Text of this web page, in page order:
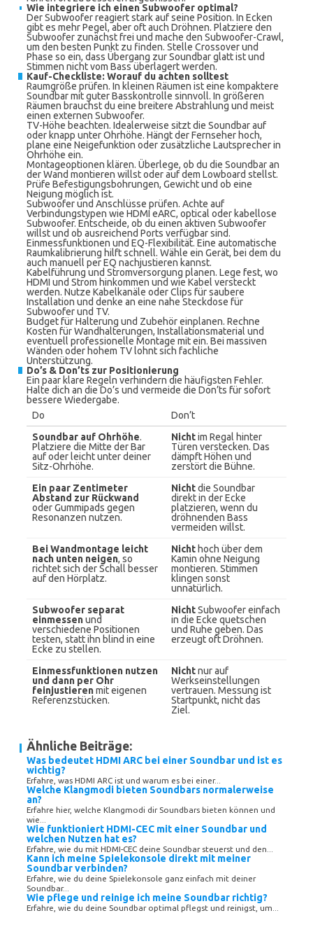
Wie integriere ich einen Subwoofer optimal?
Der Subwoofer reagiert stark auf seine Position. In Ecken
gibt es mehr Pegel, aber oft auch Dröhnen. Platziere den
Subwoofer zunächst frei und mache den Subwoofer-Crawl,
um den besten Punkt zu finden. Stelle Crossover und
Phase so ein, dass Übergang zur Soundbar glatt ist und
Stimmen nicht vom Bass überlagert werden.
Kauf-Checkliste: Worauf du achten solltest
Raumgröße prüfen. In kleinen Räumen ist eine kompaktere
Soundbar mit guter Basskontrolle sinnvoll. In größeren
Räumen brauchst du eine breitere Abstrahlung und meist
einen externen Subwoofer.
TV-Höhe beachten. Idealerweise sitzt die Soundbar auf
oder knapp unter Ohrhöhe. Hängt der Fernseher hoch,
plane eine Neigefunktion oder zusätzliche Lautsprecher in
Ohrhöhe ein.
Montageoptionen klären. Überlege, ob du die Soundbar an
der Wand montieren willst oder auf dem Lowboard stellst.
Prüfe Befestigungsbohrungen, Gewicht und ob eine
Neigung möglich ist.
Subwoofer und Anschlüsse prüfen. Achte auf
Verbindungstypen wie HDMI eARC, optical oder kabellose
Subwoofer. Entscheide, ob du einen aktiven Subwoofer
willst und ob ausreichend Ports verfügbar sind.
Einmessfunktionen und EQ-Flexibilität. Eine automatische
Raumkalibrierung hilft schnell. Wähle ein Gerät, bei dem du
auch manuell per EQ nachjustieren kannst.
Kabelführung und Stromversorgung planen. Lege fest, wo
HDMI und Strom hinkommen und wie Kabel versteckt
werden. Nutze Kabelkanäle oder Clips für saubere
Installation und denke an eine nahe Steckdose für
Subwoofer und TV.
Budget für Halterung und Zubehör einplanen. Rechne
Kosten für Wandhalterungen, Installationsmaterial und
eventuell professionelle Montage mit ein. Bei massiven
Wänden oder hohem TV lohnt sich fachliche
Unterstützung.
Do’s & Don’ts zur Positionierung
Ein paar klare Regeln verhindern die häufigsten Fehler.
Halte dich an die Do’s und vermeide die Don’ts für sofort
bessere Wiedergabe.
Do
Don’t
Soundbar auf Ohrhöhe.
Platziere die Mitte der Bar
auf oder leicht unter deiner
Sitz-Ohrhöhe.
Nichtim Regal hinter
Türen verstecken. Das
dämpft Höhen und
zerstört die Bühne.
Ein paar Zentimeter
Abstand zur Rückwand
oder Gummipads gegen
Resonanzen nutzen.
Nichtdie Soundbar
direkt in der Ecke
platzieren, wenn du
dröhnenden Bass
vermeiden willst.
Bei Wandmontage leicht
nach unten neigen, so
richtet sich der Schall besser
auf den Hörplatz.
Nicht hoch über dem
Kamin ohne Neigung
montieren. Stimmen
klingen sonst
unnatürlich.
Subwoofer separat
einmessenund
verschiedene Positionen
testen, statt ihn blind in eine
Ecke zu stellen.
NichtSubwoofer einfach
in die Ecke quetschen
und Ruhe geben. Das
erzeugt oft Dröhnen.
Einmessfunktionen nutzen
und dann per Ohr
feinjustierenmit eigenen
Referenzstücken.
Nichtnur auf
Werkseinstellungen
vertrauen. Messung ist
Startpunkt, nicht das
Ziel.
Ähnliche Beiträge:
Was bedeutet HDMI ARC bei einer Soundbar und ist es
wichtig?
Erfahre, was HDMI ARC ist und warum es bei einer...
Welche Klangmodi bieten Soundbars normalerweise
an?
Erfahre hier, welche Klangmodi dir Soundbars bieten können und
wie...
Wie funktioniert HDMI-CEC mit einer Soundbar und
welchen Nutzen hat es?
Erfahre, wie du mit HDMI-CEC deine Soundbar steuerst und den...
Kann ich meine Spielekonsole direkt mit meiner
Soundbar verbinden?
Erfahre, wie du deine Spielekonsole ganz einfach mit deiner
Soundbar...
Wie pflege und reinige ich meine Soundbar richtig?
Erfahre, wie du deine Soundbar optimal pflegst und reinigst, um...